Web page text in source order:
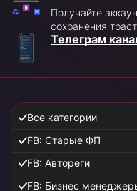
Получайте
сохранения
Телеграм
Все категории
FB: Старые ФП
FB: Автореги
FB: Бизнес